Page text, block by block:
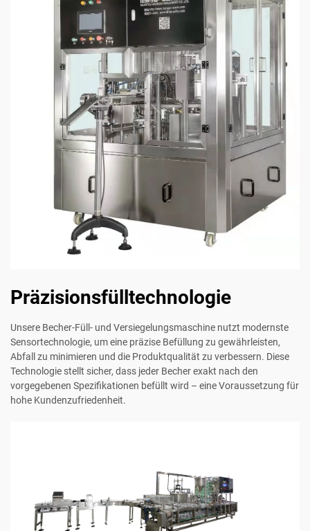
Präzisionsfülltechnologie
Unsere Becher-Füll- und Versiegelungsmaschine nutzt modernste
Sensortechnologie, um eine präzise Befüllung zu gewährleisten,
Abfall zu minimieren und die Produktqualität zu verbessern. Diese
Technologie stellt sicher, dass jeder Becher exakt nach den
vorgegebenen Spezifikationen befüllt wird – eine Voraussetzung für
hohe Kundenzufriedenheit.